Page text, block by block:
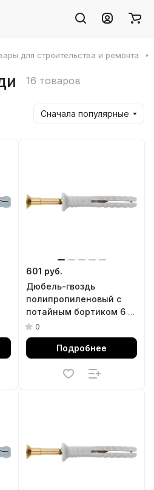
для строительства и ремонта
16 товаров
Сначала популярные
601 руб.
Дюбель-гвоздь
полипропиленовый с
потайным бортиком 6 х
60 мм, 200 шт Сибртех
0
Подробнее